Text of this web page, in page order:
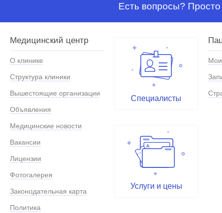
Есть вопросы?
Медицинский центр
О клинике
Структура клиники
Вышестоящие организации
Объявления
Медицинские новости
Вакансии
Лицензии
Фотогалерея
Законодательная карта
Политика
Специалисты
Услуги и цены